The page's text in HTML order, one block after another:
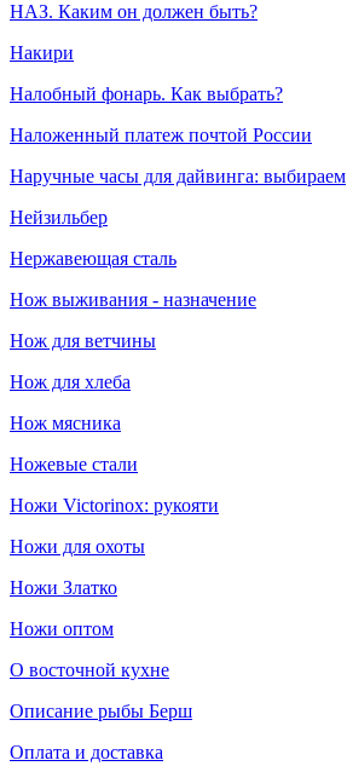
НАЗ. Каким он должен быть?
Накири
Налобный фонарь. Как выбрать?
Наложенный платеж почтой России
Наручные часы для дайвинга: выбираем
Нейзильбер
Нержавеющая сталь
Нож выживания - назначение
Нож для ветчины
Нож для хлеба
Нож мясника
Ножевые стали
Ножи Victorinox: рукояти
Ножи для охоты
Ножи Златко
Ножи оптом
О восточной кухне
Описание рыбы Берш
Оплата и доставка